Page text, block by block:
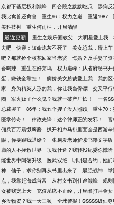
京都下基层权利巅峰
四合院之默默吃瓜 舔狗反
我比禽兽还禽兽
重生96：权力之巅 重返1987
美科技树
重生何雨柱，开局清醒
最近更新 重生之娱乐圈教父 大明星爱上我
去吧
快穿：短命炮灰不死了 美女总裁，请上车
吧？那就捡个校花回家当老婆
悔婚？反手娶了资
香喝辣
重生在好莱坞 权力巅峰：从省府秘书
蛋，赚钱全靠挂！
病娇美女总裁爱上我 我的
家
身为精英人形的我，你让我当保镖 交叉平
圈
军火贩子什么鬼？我就一破产厂长！ 一名
总裁哭了
86年：我五个嫂子没人照顾 重生70
医学传奇！
律政先锋：这个律师正的发邪！
佣兵百万震慑鹰酱
扒开相声马褂里面全是西游
眼，你要跟我退婚？
张易发老师解读书籍文字版
庸的人不拯救世界
顶我仕途？我转投纪委你慌啥
能世界中闯荡升级
医武双绝 明明是合约，她
神
仙子，求你别再从书里出来了 最强战神
点，我靠赶海成首富
从村支书到仕途巅峰 规
女被我宠上天
充值系统不正经，开局暴打拜金女
乡没物资？我一天三顿
全球警报！SSSSS级仙